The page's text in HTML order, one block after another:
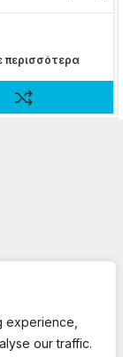
experience,
our traffic.
περισσότερα